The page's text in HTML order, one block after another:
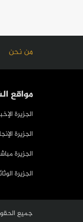
من نحن
مواقع
الجزيرة
الجزيرة
الجزيرة
الجزيرة
جميع الحقوق محفوظة ©